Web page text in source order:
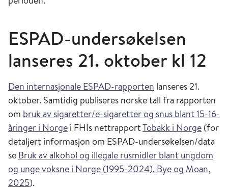
ESPAD-undersøkelsen
lanseres 21. oktober kl 12
Den internasjonale ESPAD-rapporten lanseres 21.
oktober. Samtidig publiseres norske tall fra rapporten
om bruk av sigaretter/e-sigaretter og snus blant 15-16-
åringer i Norge i FHIs nettrapportTobakk i Norge (for
detaljert informasjon om ESPAD-undersøkelsen/data
se Bruk av alkohol og illegale rusmidler blant ungdom
og unge voksne i Norge (1995-2024). Bye og Moan,
2025).